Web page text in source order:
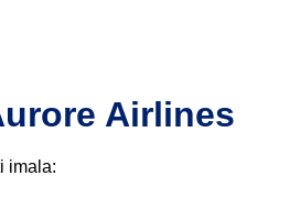
Airlines
imala: